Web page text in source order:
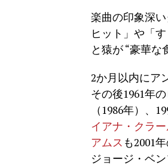
楽曲の印象深
ヒット」や「
と猿が “豪華
2か月以内にア
その後1961年
（1986年）、
イアナ・クラ
アムス も2001
ジョージ・ベ